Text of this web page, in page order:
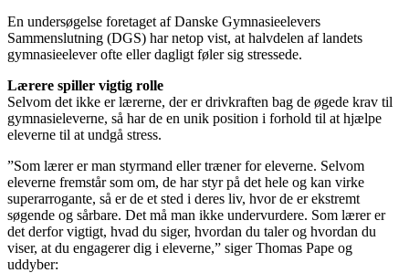
En undersøgelse foretaget af Danske Gymnasieelevers
Sammenslutning (DGS) har netop vist, at halvdelen af landets
gymnasieelever ofte eller dagligt føler sig stressede.
Lærere spiller vigtig rolle
Selvom det ikke er lærerne, der er drivkraften bag de øgede krav til
gymnasieleverne, så har de en unik position i forhold til at hjælpe
eleverne til at undgå stress.
”Som lærer er man styrmand eller træner for eleverne. Selvom
eleverne fremstår som om, de har styr på det hele og kan virke
superarrogante, så er de et sted i deres liv, hvor de er ekstremt
søgende og sårbare. Det må man ikke undervurdere. Som lærer er
det derfor vigtigt, hvad du siger, hvordan du taler og hvordan du
viser, at du engagerer dig i eleverne,” siger Thomas Pape og
uddyber: